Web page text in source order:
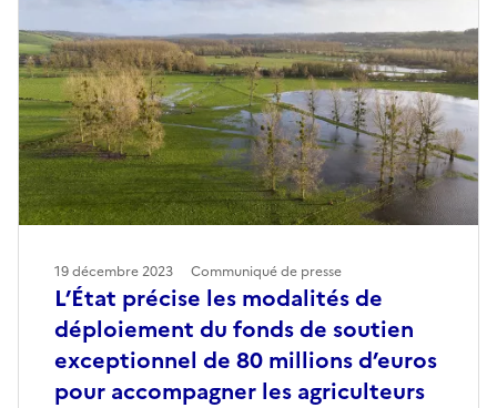
L’État précise les modalités de
déploiement du fonds de soutien
exceptionnel de 80 millions d’euros
pour accompagner les agriculteurs
19 décembre 2023 Communiqué de presse